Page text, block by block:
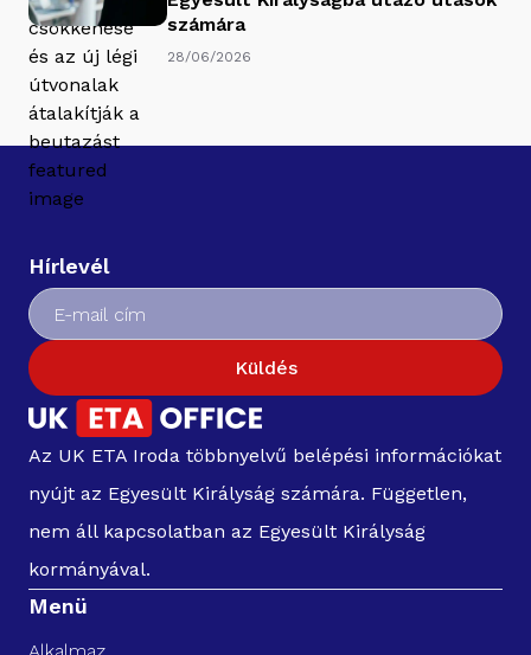
számára
28/06/2026
Hírlevél
Küldés
Az UK ETA Iroda többnyelvű belépési információkat
nyújt az Egyesült Királyság számára. Független,
nem áll kapcsolatban az Egyesült Királyság
kormányával.
Menü